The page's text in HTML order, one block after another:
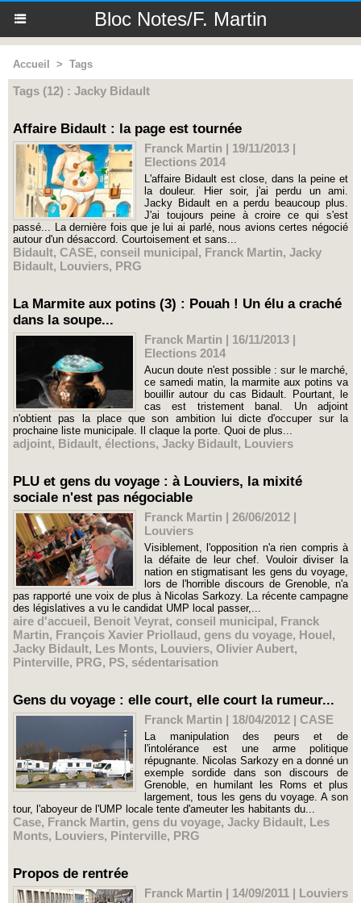
Bloc Notes/F. Martin
Accueil > Tags
Tags (12) : Jacky Bidault
Affaire Bidault : la page est tournée
Franck Martin | 19/11/2013 |
Elections 2014
L'affaire Bidault est close, dans la peine et
la douleur. Hier soir, j'ai perdu un ami.
Jacky Bidault en a perdu beaucoup plus.
J'ai toujours peine à croire ce qui s'est
passé... La dernière fois que je lui ai parlé, nous avions certes négocié
autour d'un désaccord. Courtoisement et sans...
Bidault, CASE, conseil municipal, Franck Martin, Jacky
Bidault, Louviers, PRG
La Marmite aux potins (3) : Pouah ! Un élu a craché
dans la soupe...
Franck Martin | 16/11/2013 |
Elections 2014
Aucun doute n'est possible : sur le marché,
ce samedi matin, la marmite aux potins va
bouillir autour du cas Bidault. Pourtant, le
cas est tristement banal. Un adjoint
n'obtient pas la place que son ambition lui dicte d'occuper sur la
prochaine liste municipale. Il claque la porte. Quoi de plus...
adjoint, Bidault, élections, Jacky Bidault, Louviers
PLU et gens du voyage : à Louviers, la mixité
sociale n'est pas négociable
Franck Martin | 26/06/2012 |
Louviers
Visiblement, l'opposition n'a rien compris à
la défaite de leur chef. Vouloir diviser la
nation en stigmatisant les gens du voyage,
lors de l'horrible discours de Grenoble, n'a
pas rapporté une voix de plus à Nicolas Sarkozy. La récente campagne
des législatives a vu le candidat UMP local passer,...
aire d'accueil, Benoit Veyrat, conseil municipal, Franck
Martin, François Xavier Priollaud, gens du voyage, Houel,
Jacky Bidault, Les Monts, Louviers, Olivier Aubert,
Pinterville, PRG, PS, sédentarisation
Gens du voyage : elle court, elle court la rumeur...
Franck Martin | 18/04/2012 | CASE
La manipulation des peurs et de
l'intolérance est une arme politique
répugnante. Nicolas Sarkozy en a donné un
exemple sordide dans son discours de
Grenoble, en humilant les Roms et plus
largement, tous les gens du voyage. A son
tour, l'aboyeur de l'UMP locale tente d'ameuter les habitants du...
Case, Franck Martin, gens du voyage, Jacky Bidault, Les
Monts, Louviers, Pinterville, PRG
Propos de rentrée
Franck Martin | 14/09/2011 | Louviers